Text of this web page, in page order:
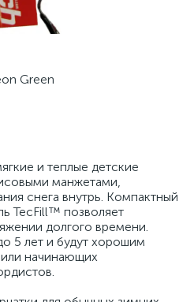
Green
и теплые детские
манжетами,
снега внутрь. Компактный
TecFill™ позволяет
долгого времени.
5 лет и будут хорошим
начинающих